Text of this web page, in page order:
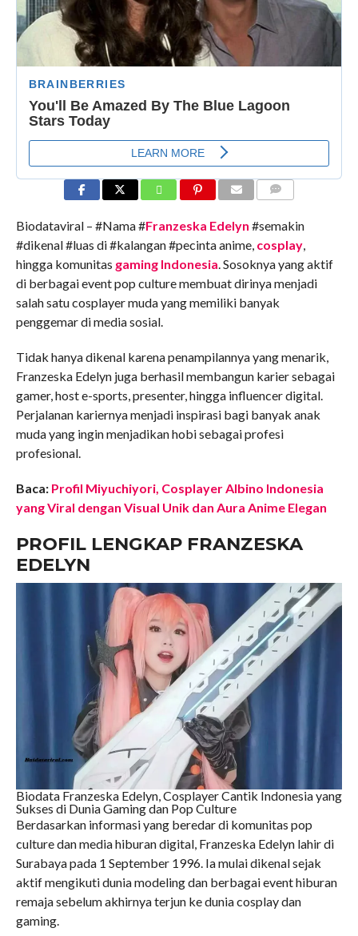
Biodataviral – #Nama #Franzeska Edelyn #semakin
#dikenal #luas di #kalangan #pecinta anime, cosplay,
hingga komunitas gaming Indonesia. Sosoknya yang aktif
di berbagai event pop culture membuat dirinya menjadi
salah satu cosplayer muda yang memiliki banyak
penggemar di media sosial.
Tidak hanya dikenal karena penampilannya yang menarik,
Franzeska Edelyn juga berhasil membangun karier sebagai
gamer, host e-sports, presenter, hingga influencer digital.
Perjalanan kariernya menjadi inspirasi bagi banyak anak
muda yang ingin menjadikan hobi sebagai profesi
profesional.
Baca: Profil Miyuchiyori, Cosplayer Albino Indonesia
yang Viral dengan Visual Unik dan Aura Anime Elegan
PROFIL LENGKAP FRANZESKA
EDELYN
Biodata Franzeska Edelyn, Cosplayer Cantik Indonesia yang
Sukses di Dunia Gaming dan Pop Culture
Berdasarkan informasi yang beredar di komunitas pop
culture dan media hiburan digital, Franzeska Edelyn lahir di
Surabaya pada 1 September 1996. Ia mulai dikenal sejak
aktif mengikuti dunia modeling dan berbagai event hiburan
remaja sebelum akhirnya terjun ke dunia cosplay dan
gaming.